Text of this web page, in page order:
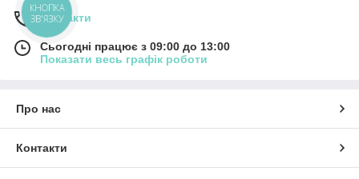
Контакти
Сьогодні працює з 09:00 до 13:00
Показати весь графік роботи
Про нас
Контакти
КНОПКА
ЗВ'ЯЗКУ